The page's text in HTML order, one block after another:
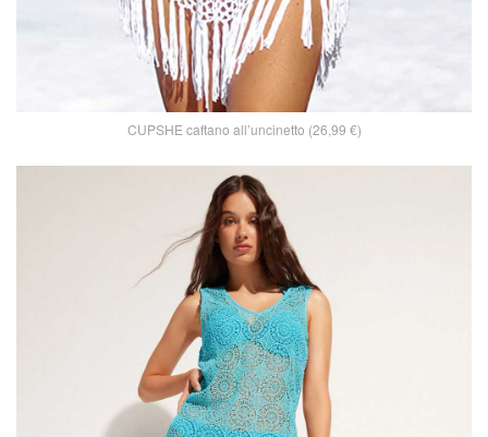
CUPSHE caftano all’uncinetto (26,99 €)